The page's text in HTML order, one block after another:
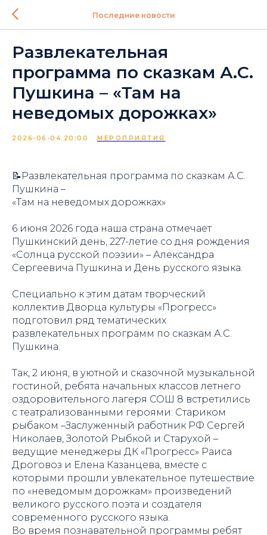
Последние новости
Развлекательная
программа по сказкам А.С.
Пушкина – «Там на
неведомых дорожках»
2026-06-04 20:00 МЕРОПРИЯТИЯ
📝Развлекательная программа по сказкам А.С.
Пушкина –
«Там на неведомых дорожках»
6 июня 2026 года наша страна отмечает
Пушкинский день, 227-летие со дня рождения
«Солнца русской поэзии» – Александра
Сергеевича Пушкина и День русского языка.
Специально к этим датам творческий
коллектив Дворца культуры «Прогресс»
подготовил ряд тематических
развлекательных программ по сказкам А.С.
Пушкина.
Так, 2 июня, в уютной и сказочной музыкальной
гостиной, ребята начальных классов летнего
оздоровительного лагеря СОШ 8 встретились
с театрализованными героями: Стариком
рыбаком –Заслуженный работник РФ Сергей
Николаев, Золотой Рыбкой и Старухой –
ведущие менеджеры ДК «Прогресс» Раиса
Дроговоз и Елена Казанцева, вместе с
которыми прошли увлекательное путешествие
по «неведомым дорожкам» произведений
великого русского поэта и создателя
современного русского языка.
Во время познавательной программы ребят